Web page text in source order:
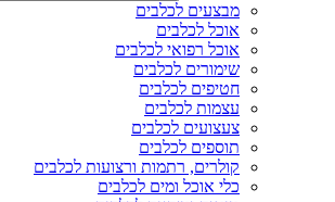
מבצעים לכלבים
אוכל לכלבים
אוכל רפואי לכלבים
שימורים לכלבים
חטיפים לכלבים
עצמות לכלבים
צעצועים לכלבים
תוספים לכלבים
קולרים, רתמות ורצועות לכלבים
כלי אוכל ומים לכלבים